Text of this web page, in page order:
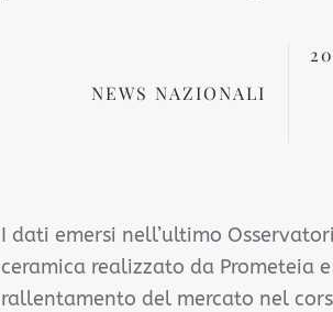
NEWS NAZIONALI
I dati emersi nell’ultimo
ceramica realizzato da Prometeia
rallentamento del mercato nel